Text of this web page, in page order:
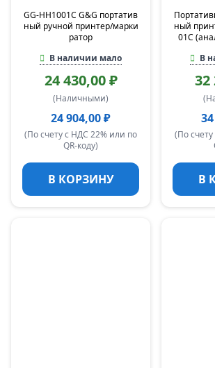
GG-HH1001C G&G портатив
ный ручной принтер/марки
ратор
В наличии мало
24 430,00 ₽
(Наличными)
24 904,00 ₽
(По счету с НДС 22% или по
QR-коду)
В КОРЗИНУ
ный
01C
В
32
(По
В